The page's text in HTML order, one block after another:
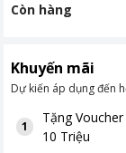
Còn hàng
Khuyến mãi
Dự kiến áp dụng đến
1
Tặng
10 Triệu